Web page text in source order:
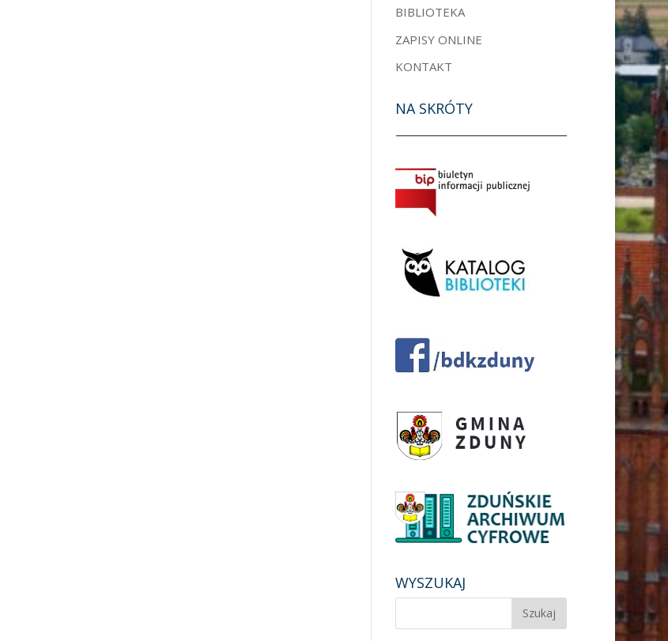
BIBLIOTEKA
ZAPISY ONLINE
KONTAKT
NA SKRÓTY
WYSZUKAJ